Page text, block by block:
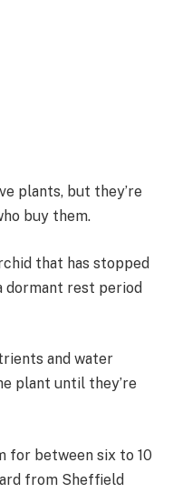
plants, but they’re
buy them.
that has stopped
dormant rest period
and water
plant until they’re
for between six to 10
from Sheffield